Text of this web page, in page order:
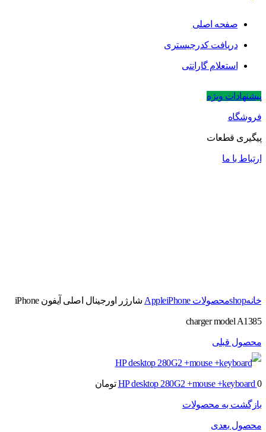
صفحه اصلی
دریافت کدرجیستری
استعلام گارانتی
پیشنهادات ویژه
فروشگاه
پیگیری قطعات
ارتباط با ما
خانهshopمحصولات AppleiPhone شارژر اورجینال اصلی آیفون iPhone
charger model A1385
محصول قبلی
HP desktop 280G2 +mouse +keyboard 0 تومان
بازگشت به محصولات
محصول بعدی